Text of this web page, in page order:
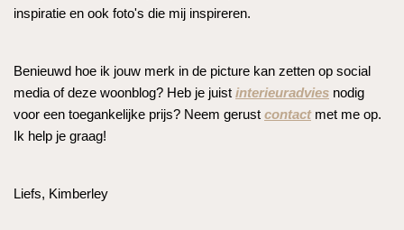
inspiratie en ook foto's die mij inspireren.
Benieuwd hoe ik jouw merk in de picture kan zetten op social
media of deze woonblog? Heb je juist interieuradvies nodig
voor een toegankelijke prijs? Neem gerust contactmet me op.
Ik help je graag!
Liefs, Kimberley